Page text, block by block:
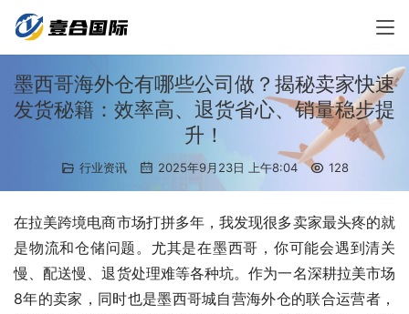
墨西哥海外仓有哪些公司做？揭秘卖家快速
发货秘籍：效率高、退货省心、销量稳步提
升！
行业资讯 2025年9月23日 上午8:04 128
在拉美跨境电商市场打拼多年，我发现很多卖家最头疼的就
是物流和仓储问题。尤其是在墨西哥，你可能会遇到清关
慢、配送慢、退货处理难等各种坑。作为一名深耕拉美市场
8年的卖家，同时也是墨西哥城自营海外仓的联合运营者，